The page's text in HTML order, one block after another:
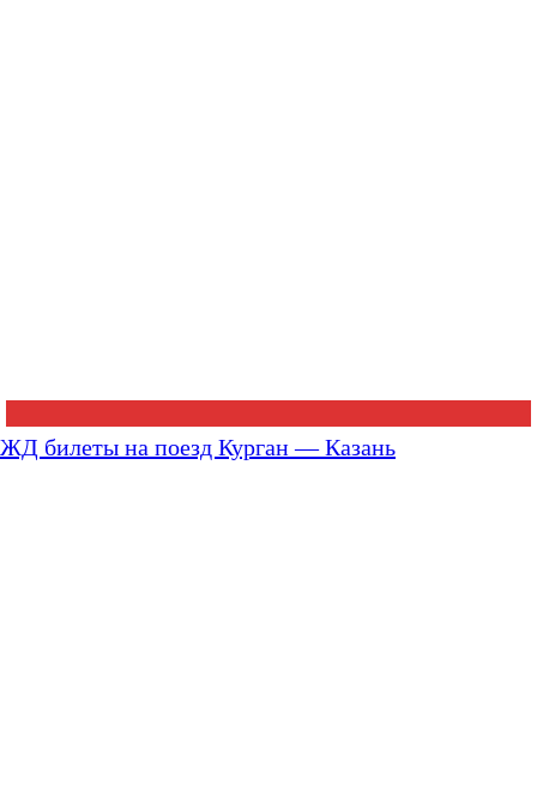
ЖД билеты на поезд Курган — Казань